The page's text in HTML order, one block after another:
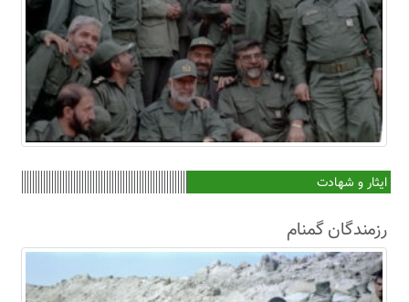
ایثار و شهادت
رزمندگان گمنام